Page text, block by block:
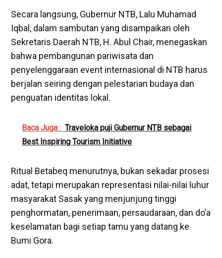
Secara langsung, Gubernur NTB, Lalu Muhamad
Iqbal, dalam sambutan yang disampaikan oleh
Sekretaris Daerah NTB, H. Abul Chair, menegaskan
bahwa pembangunan pariwisata dan
penyelenggaraan event internasional di NTB harus
berjalan seiring dengan pelestarian budaya dan
penguatan identitas lokal.
Baca Juga : Traveloka puji Gubernur NTB sebagai
Best Inspiring Tourism Initiative
Ritual Betabeq menurutnya, bukan sekadar prosesi
adat, tetapi merupakan representasi nilai-nilai luhur
masyarakat Sasak yang menjunjung tinggi
penghormatan, penerimaan, persaudaraan, dan do’a
keselamatan bagi setiap tamu yang datang ke
Bumi Gora.